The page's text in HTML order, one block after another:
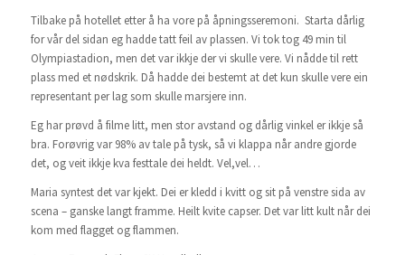
Tilbake på hotellet etter å ha vore på åpningsseremoni. Starta dårlig
for vår del sidan eg hadde tatt feil av plassen. Vi tok tog 49 min til
Olympiastadion, men det var ikkje der vi skulle vere. Vi nådde til rett
plass med et nødskrik. Då hadde dei bestemt at det kun skulle vere ein
representant per lag som skulle marsjere inn.
Eg har prøvd å filme litt, men stor avstand og dårlig vinkel er ikkje så
bra. Forøvrig var 98% av tale på tysk, så vi klappa når andre gjorde
det, og veit ikkje kva festtale dei heldt. Vel,vel…
Maria syntest det var kjekt. Dei er kledd i kvitt og sit på venstre sida av
scena – ganske langt framme. Heilt kvite capser. Det var litt kult når dei
kom med flagget og flammen.